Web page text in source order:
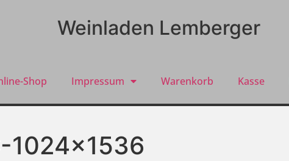
Weinladen Lemberger
Shop Impressum Warenkorb Kasse
1024×1536